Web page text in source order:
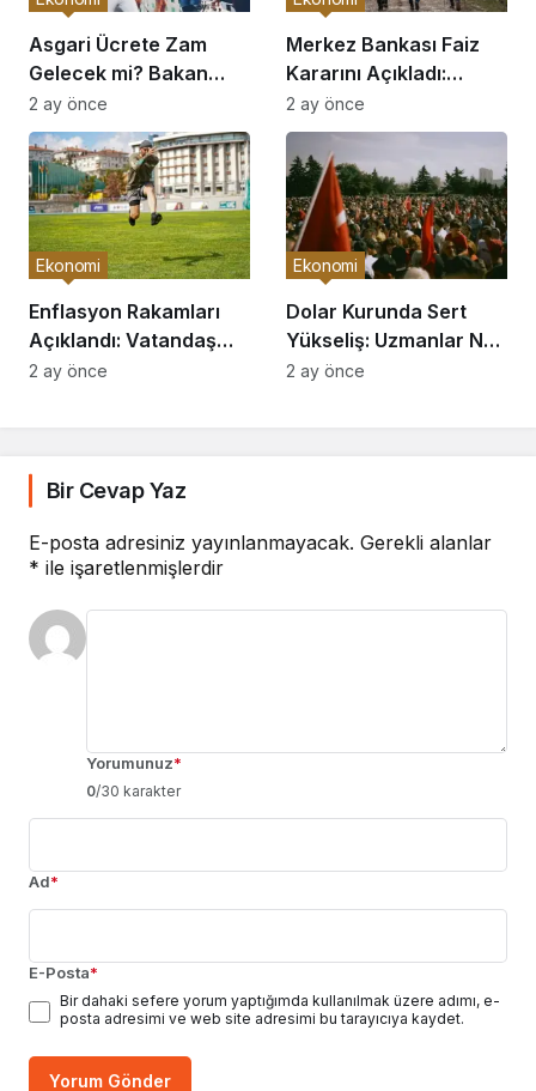
Asgari Ücrete Zam
Gelecek mi? Bakan
Açıkladı
2 ay önce
Merkez Bankası Faiz
Kararını Açıkladı:
Piyasalar Hareketlendi
2 ay önce
Enflasyon Rakamları
Açıklandı: Vatandaş
Nasıl Etkilenecek?
Ekonomi
2 ay önce
Dolar Kurunda Sert
Yükseliş: Uzmanlar Ne
Diyor?
Ekonomi
2 ay önce
Bir Cevap Yaz
E-posta adresiniz yayınlanmayacak. Gerekli alanlar
* ile işaretlenmişlerdir
Yorumunuz*
0/30 karakter
Ad*
E-Posta*
Bir dahaki sefere yorum yaptığımda kullanılmak üzere adımı, e-
posta adresimi ve web site adresimi bu tarayıcıya kaydet.
Yorum Gönder